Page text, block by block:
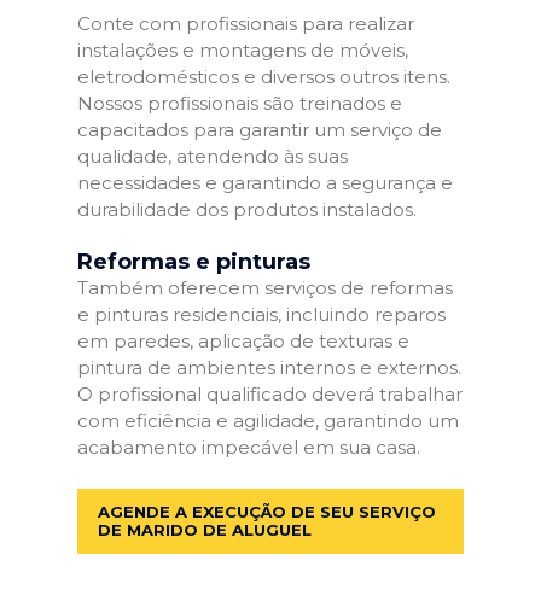
Conte com profissionais para realizar
instalações e montagens de móveis,
eletrodomésticos e diversos outros itens.
Nossos profissionais são treinados e
capacitados para garantir um serviço de
qualidade, atendendo às suas
necessidades e garantindo a segurança e
durabilidade dos produtos instalados.
Reformas e pinturas
Também oferecem serviços de reformas
e pinturas residenciais, incluindo reparos
em paredes, aplicação de texturas e
pintura de ambientes internos e externos.
O profissional qualificado deverá trabalhar
com eficiência e agilidade, garantindo um
acabamento impecável em sua casa.
AGENDE A EXECUÇÃO DE SEU SERVIÇO
DE MARIDO DE ALUGUEL